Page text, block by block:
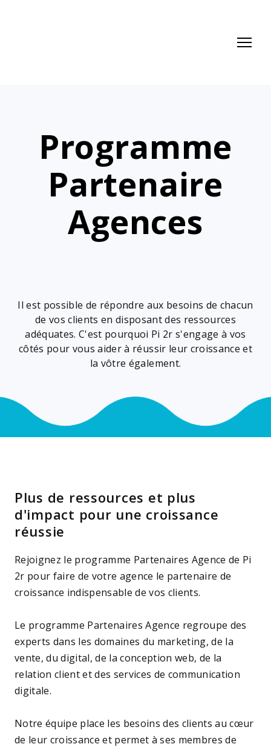
Programme
Partenaire
Agences
Il est possible de répondre aux besoins de chacun
de vos clients en disposant des ressources
adéquates. C'est pourquoi Pi 2r s'engage à vos
côtés pour vous aider à réussir leur croissance et
la vôtre également.
Plus de ressources et plus
d'impact pour une croissance
réussie
Rejoignez le programme Partenaires Agence de Pi
2r pour faire de votre agence le partenaire de
croissance indispensable de vos clients.
Le programme Partenaires Agence regroupe des
experts dans les domaines du marketing, de la
vente, du digital, de la conception web, de la
relation client et des services de communication
digitale.
Notre équipe place les besoins des clients au cœur
de leur croissance et permet à ses membres de